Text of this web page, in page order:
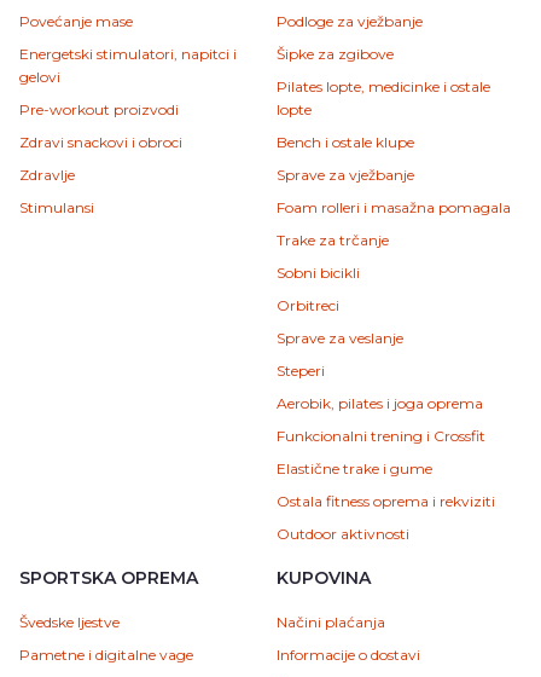
Povećanje mase
Energetski stimulatori, napitci i
gelovi
Pre-workout proizvodi
Zdravi snackovi i obroci
Zdravlje
Stimulansi
Podloge za vježbanje
Šipke za zgibove
Pilates lopte, medicinke i ostale
lopte
Bench i ostale klupe
Sprave za vježbanje
Foam rolleri i masažna pomagala
Trake za trčanje
Sobni bicikli
Orbitreci
Sprave za veslanje
Steperi
Aerobik, pilates i joga oprema
Funkcionalni trening i Crossfit
Elastične trake i gume
Ostala fitness oprema i rekviziti
Outdoor aktivnosti
SPORTSKA OPREMA
Švedske ljestve
Pametne i digitalne vage
KUPOVINA
Načini plaćanja
Informacije o dostavi